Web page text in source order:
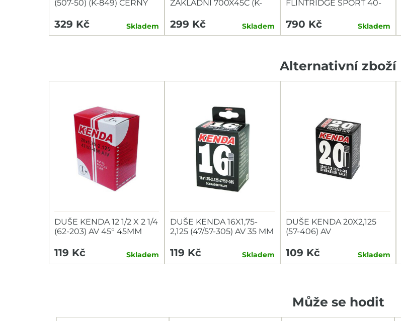
(507-50) (K-849) ČERNÝ
329 Kč Skladem
ZÁKLADNÍ 700X45C (K-
299 Kč Skladem
FLINTRIDGE SPORT 40-
KEVLAR
790 Kč Skladem
Alternativní zboží
DUŠE KENDA 12 1/2 X 2 1/4
(62-203) AV 45° 45MM
119 Kč Skladem
DUŠE KENDA 16X1,75-
2,125 (47/57-305) AV 35 MM
119 Kč Skladem
DUŠE KENDA 20X2,125
(57-406) AV
109 Kč Skladem
Může se hodit